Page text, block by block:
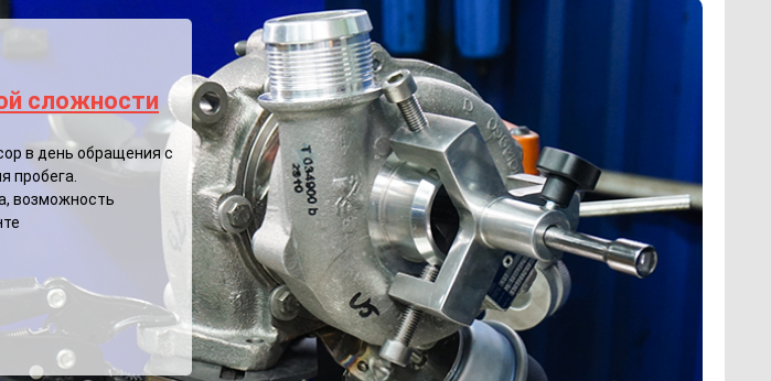
сложности
в день обращения с
пробега.
возможность
клапанов
услуги по
в сборе, в течение
производится с
метала и с
зазоров.